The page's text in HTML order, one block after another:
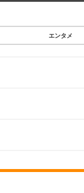
エンタメ